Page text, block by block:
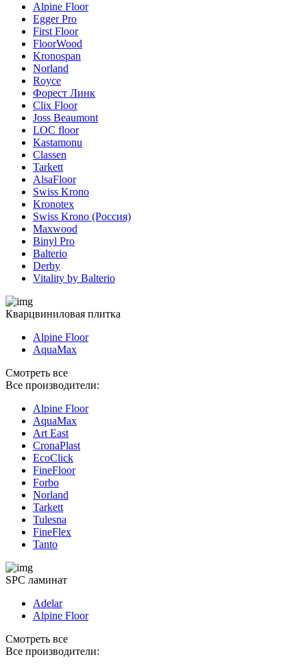
Alpine Floor
Egger Pro
First Floor
FloorWood
Kronospan
Norland
Royce
Форест Линк
Clix Floor
Joss Beaumont
LOC floor
Kastamonu
Classen
Tarkett
AlsaFloor
Swiss Krono
Kronotex
Swiss Krono (Россия)
Maxwood
Binyl Pro
Balterio
Derby
Vitality by Balterio
Кварцвиниловая плитка
Alpine Floor
AquaMax
Смотреть все
Все производители:
Alpine Floor
AquaMax
Art East
CronaPlast
EcoClick
FineFloor
Fоrbo
Norland
Tarkett
Tulesna
FineFlex
Tanto
SPC ламинат
Adelar
Alpine Floor
Смотреть все
Все производители: